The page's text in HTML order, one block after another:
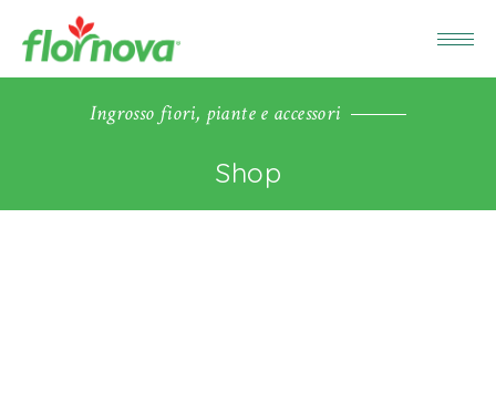
Ingrosso fiori, piante e accessori
Shop